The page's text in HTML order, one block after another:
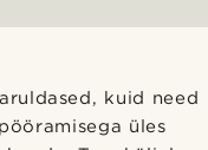
kuid need
üles